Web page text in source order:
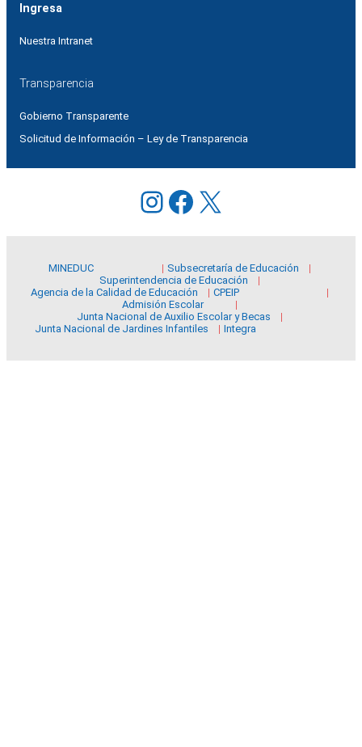
Ingresa
Nuestra Intranet
Transparencia
Gobierno Transparente
Solicitud de Información – Ley de Transparencia
Instagram
Facebook
X
MINEDUC
Subsecretaría de Educación
Superintendencia de Educación
Agencia de la Calidad de Educación
CPEIP
Admisión Escolar
Junta Nacional de Auxilio Escolar y Becas
Junta Nacional de Jardines Infantiles
Integra